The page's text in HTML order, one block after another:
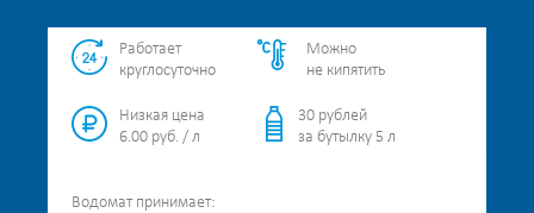
Работает
круглосуточно
Можно
не кипятить
Низкая цена
6.00 руб. / л
30 рублей
за бутылку 5 л
Водомат принимает: